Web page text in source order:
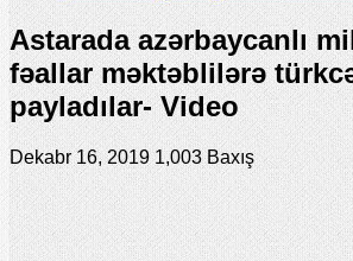
Astarada azərbaycanlı
fəallar məktəblilərə
payladılar- Video
Dekabr 16, 2019 1,003 Baxış